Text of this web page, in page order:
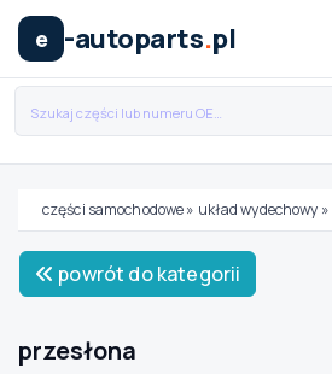
e -autoparts.pl
Wybierz swój pojazd
części samochodowe» układ wydechowy »
powrót do kategorii
przesłona